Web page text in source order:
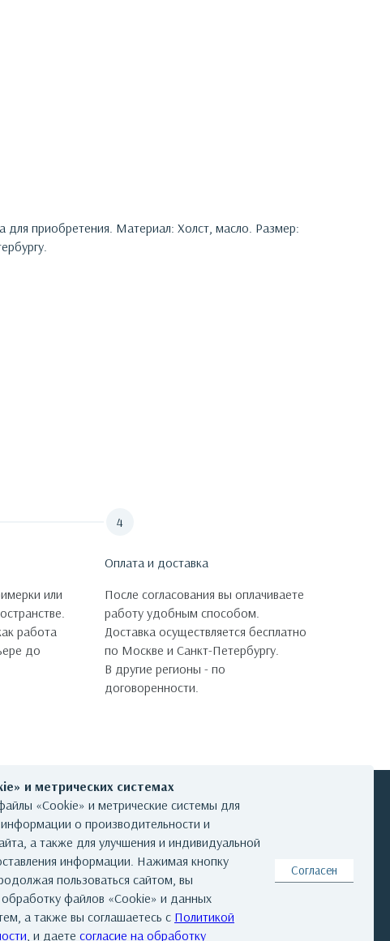
для приобретения. Материал: Холст, масло. Размер:
или
работа
до
Оплата и доставка
После согласования вы оплачиваете
работу удобным способом.
Доставка осуществляется бесплатно
по Москве и Санкт-Петербургу.
В другие регионы - по
договоренности.
КОНТАКТЫ
сайта |Реквизиты|Авторские права
и метрических системах
«Cookie» и метрические системы для
о производительности и
а также для улучшения и индивидуальной
информации. Нажимая кнопку
пользоваться сайтом, вы
обработку файлов «Cookie» и данных
а также вы соглашаетесь с Политикой
, и даете согласие на обработку
Согласен